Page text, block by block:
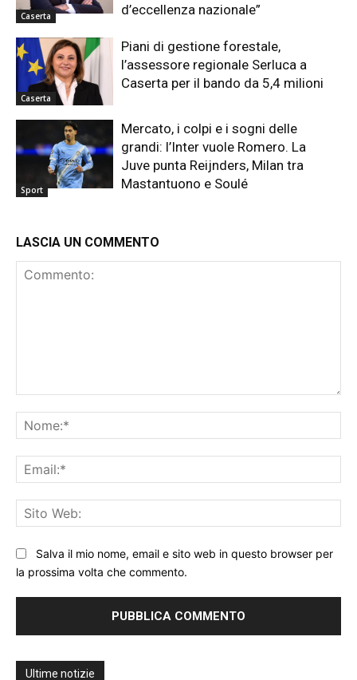
Caserta
d’eccellenza nazionale”
Caserta
Piani di gestione forestale,
l’assessore regionale Serluca a
Caserta per il bando da 5,4 milioni
Sport
Mercato, i colpi e i sogni delle
grandi: l’Inter vuole Romero. La
Juve punta Reijnders, Milan tra
Mastantuono e Soulé
LASCIA UN COMMENTO
Salva il mio nome, email e sito web in questo browser per
la prossima volta che commento.
Ultime notizie